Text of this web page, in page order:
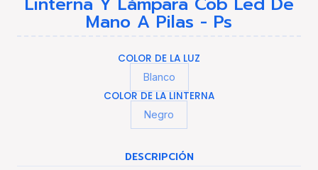
Mano A Pilas - Ps
COLOR DE LA LUZ
Blanco
COLOR DE LA LINTERNA
Negro
DESCRIPCIÓN